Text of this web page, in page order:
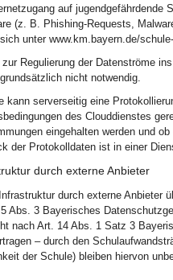
auf
(z. B. Phishing-Requests,
unter www.km.bayern.de/
Regulierung der Datenströme
nicht notwendig.
kann serverseitig eine
des Clouddienstes
eingehalten werden und
der Protokolldaten ist in einer
durch externe Anbieter
durch externe Anbieter
Abs. 3 Bayerisches
nach Art. 14 Abs. 1 Satz 3
– durch den
der Schule) bleiben hiervon